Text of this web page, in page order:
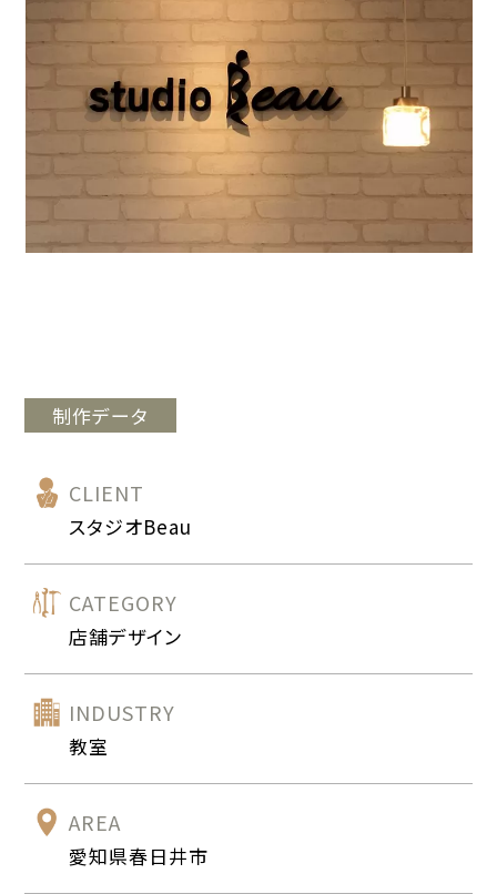
制作データ
CLIENT
スタジオBeau
CATEGORY
店舗デザイン
INDUSTRY
教室
AREA
愛知県春日井市